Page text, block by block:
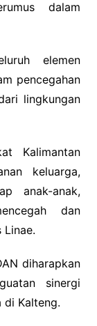
dalam
elemen
pencegahan
lingkungan
Kalimantan
keluarga,
anak-anak,
dan
Linae.
diharapkan
sinergi
di Kalteng.